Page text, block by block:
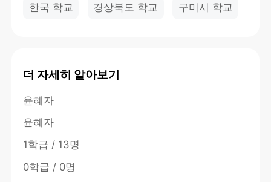
한국 학교 경상북도 학교 구미시 학교
더 자세히 알아보기
윤혜자
윤혜자
1학급 / 13명
0학급 / 0명